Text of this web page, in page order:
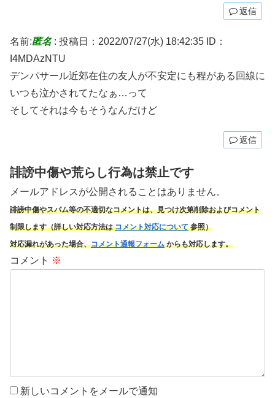
返信
名前:匿名: 投稿日：2022/07/27(水) 18:42:35 ID：
I4MDAzNTU
デンパサール近郊在住の友人が不安定にも程がある回線に
いつも泣かされてたなぁ…って
そしてそれは今もそうなんだけど
返信
誹謗中傷や荒らし行為は禁止です
メールアドレスが公開されることはありません。
誹謗中傷やスパム等の不適切なコメントは、見つけ次第削除およびコメント
制限します（詳しい対応方法はコメント対応について参照）
対応漏れがあった場合、コメント通報フォームからも対応します。
コメント ※
新しいコメントをメールで通知